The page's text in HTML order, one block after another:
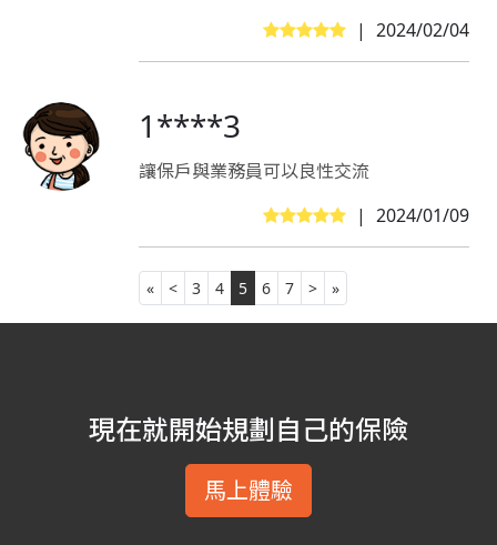
| 2024/02/04
1****3
讓保戶與業務員可以良性交流
| 2024/01/09
« < 3 4 5 6 7 > »
現在就開始規劃自己的保險
馬上體驗